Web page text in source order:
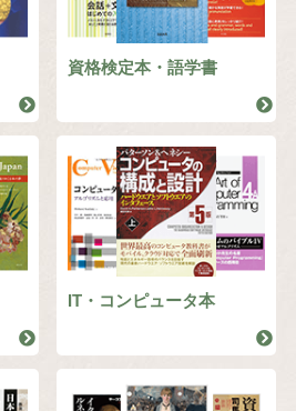
資格検定本・語学書
IT・コンピュータ本